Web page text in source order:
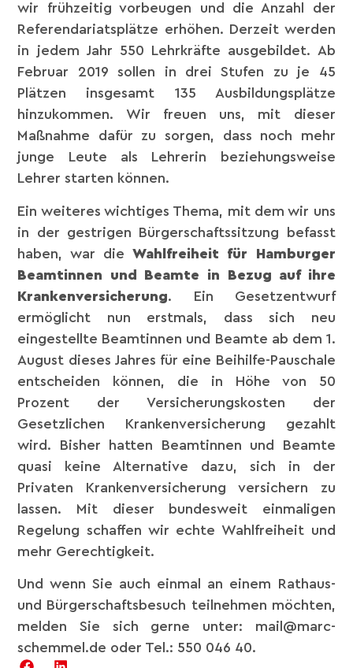
wir frühzeitig vorbeugen und die Anzahl der
Referendariatsplätze erhöhen. Derzeit werden
in jedem Jahr 550 Lehrkräfte ausgebildet. Ab
Februar 2019 sollen in drei Stufen zu je 45
Plätzen insgesamt 135 Ausbildungsplätze
hinzukommen. Wir freuen uns, mit dieser
Maßnahme dafür zu sorgen, dass noch mehr
junge Leute als Lehrerin beziehungsweise
Lehrer starten können.
Ein weiteres wichtiges Thema, mit dem wir uns
in der gestrigen Bürgerschaftssitzung befasst
haben, war dieWahlfreiheit für Hamburger
Beamtinnen und Beamte in Bezug auf ihre
Krankenversicherung. Ein Gesetzentwurf
ermöglicht nun erstmals, dass sich neu
eingestellte Beamtinnen und Beamte ab dem 1.
August dieses Jahres für eine Beihilfe-Pauschale
entscheiden können, die in Höhe von 50
Prozent der Versicherungskosten der
Gesetzlichen Krankenversicherung gezahlt
wird. Bisher hatten Beamtinnen und Beamte
quasi keine Alternative dazu, sich in der
Privaten Krankenversicherung versichern zu
lassen. Mit dieser bundesweit einmaligen
Regelung schaffen wir echte Wahlfreiheit und
mehr Gerechtigkeit.
Und wenn Sie auch einmal an einem Rathaus-
und Bürgerschaftsbesuch teilnehmen möchten,
melden Sie sich gerne unter: mail@marc-
schemmel.de oder Tel.: 550 046 40.